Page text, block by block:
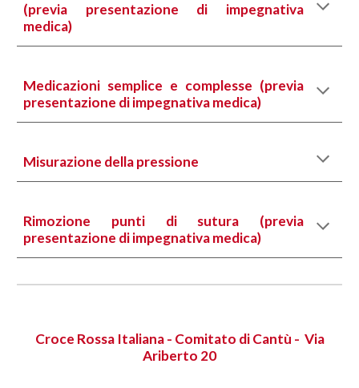
(previa presentazione di impegnativa
medica)
Medicazioni semplice e complesse (previa
presentazione di impegnativa medica)
Misurazione della pressione
Rimozione punti di sutura (previa
presentazione di impegnativa medica)
Croce Rossa Italiana - Comitato di Cantù - Via
Ariberto 20